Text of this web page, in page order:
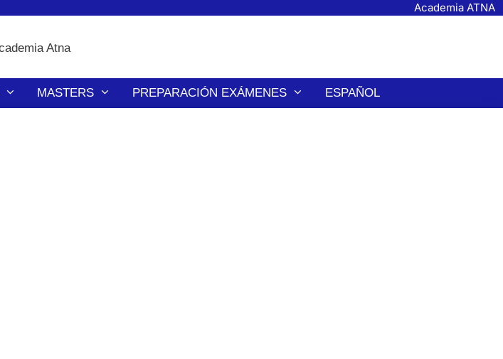
Academia ATNA
MASTERS PREPARACIÓN EXÁMENES ESPAÑOL